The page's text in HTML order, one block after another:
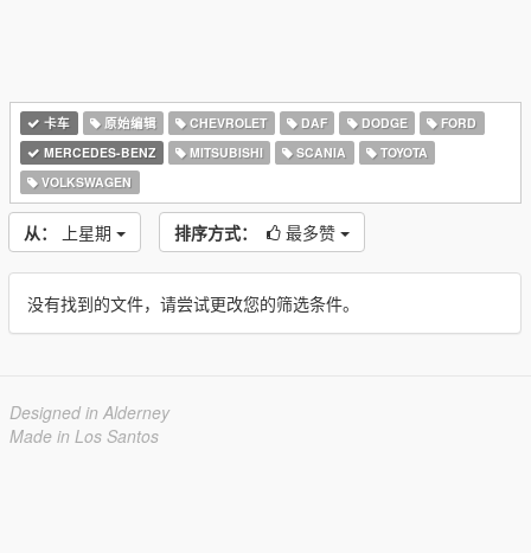
卡车 原始编辑 CHEVROLET DAF DODGE
FORD
MERCEDES-BENZ
MITSUBISHI SCANIA
TOYOTA
VOLKSWAGEN
从： 上星期 排序方式： 最多赞
没有找到的文件，请尝试更改您的筛选条件。
Designed in Alderney
Made in Los Santos